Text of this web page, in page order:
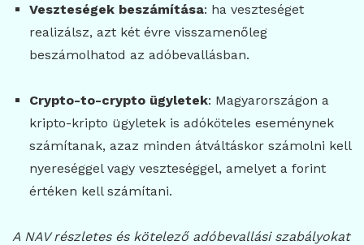
Veszteségek beszámítása: ha veszteséget
realizálsz, azt két évre visszamenőleg
beszámolhatod az adóbevallásban.
Crypto-to-crypto ügyletek: Magyarországon a
kripto-kripto ügyletek is adóköteles eseménynek
számítanak, azaz minden átváltáskor számolni kell
nyereséggel vagy veszteséggel, amelyet a forint
értéken kell számítani.
A NAV részletes és kötelező adóbevallási szabályokat